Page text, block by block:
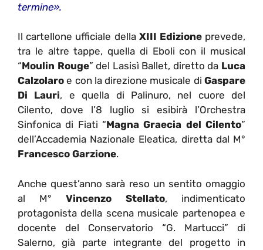
termine».
Il cartellone ufficiale della XIII Edizioneprevede,
tra le altre tappe, quella di Eboli con il musical
“Moulin Rouge” del Lasisì Ballet, diretto da Luca
Calzolaro e con la direzione musicale di Gaspare
Di Lauri, e quella di Palinuro, nel cuore del
Cilento, dove l’8 luglio si esibirà l’Orchestra
Sinfonica di Fiati “Magna Graecia del Cilento”
dell’Accademia Nazionale Eleatica, diretta dal M°
Francesco Garzione.
Anche quest’anno sarà reso un sentito omaggio
al M° Vincenzo Stellato, indimenticato
protagonista della scena musicale partenopea e
docente del Conservatorio “G. Martucci” di
Salerno, già parte integrante del progetto in